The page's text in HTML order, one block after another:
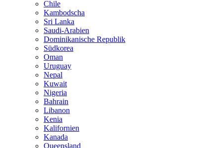
Chile
Kambodscha
Sri Lanka
Saudi-Arabien
Dominikanische Republik
Südkorea
Oman
Uruguay
Nepal
Kuwait
Nigeria
Bahrain
Libanon
Kenia
Kalifornien
Kanada
Queensland